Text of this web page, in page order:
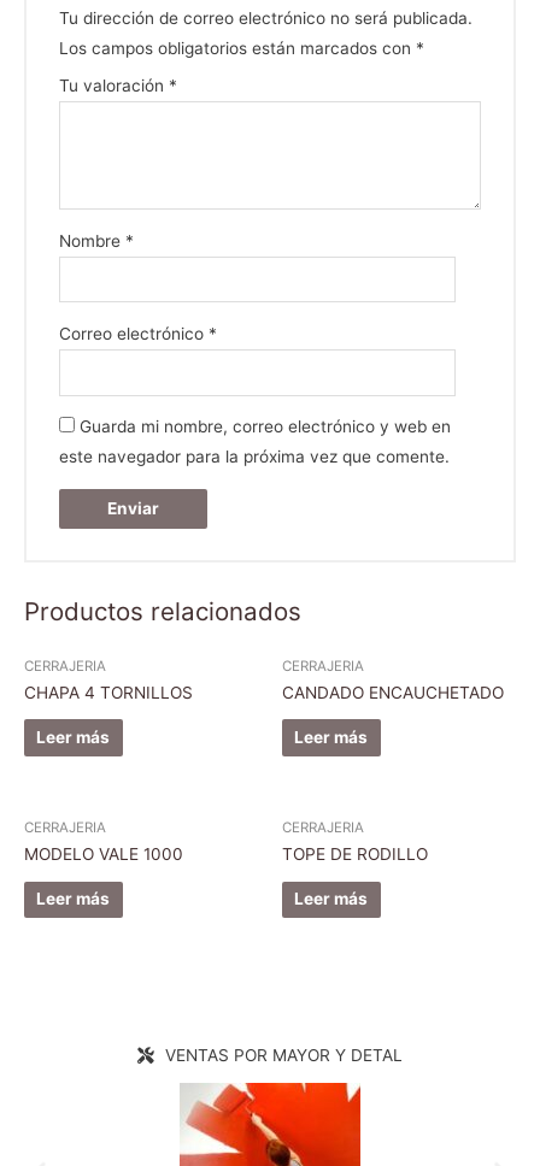
Tu dirección de correo electrónico no será publicada.
Los campos obligatorios están marcados con *
Tu valoración *
Nombre *
Correo electrónico *
Guarda mi nombre, correo electrónico y web en
este navegador para la próxima vez que comente.
Productos relacionados
CERRAJERIA
CHAPA 4 TORNILLOS
Leer más
CERRAJERIA
CANDADO ENCAUCHETADO
Leer más
CERRAJERIA
MODELO VALE 1000
Leer más
CERRAJERIA
TOPE DE RODILLO
Leer más
VENTAS POR MAYOR Y DETAL